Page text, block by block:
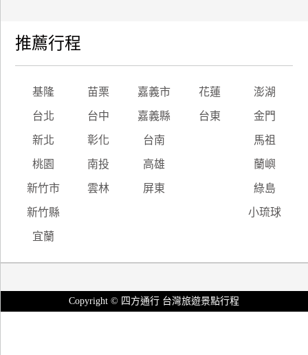
推薦行程
基隆 苗栗 嘉義市 花蓮 澎湖
台北 台中 嘉義縣 台東 金門
新北 彰化 台南 馬祖
桃園 南投 高雄 蘭嶼
新竹市 雲林 屏東 綠島
新竹縣 小琉球
宜蘭
Copyright © 四方通行 台灣旅遊景點行程